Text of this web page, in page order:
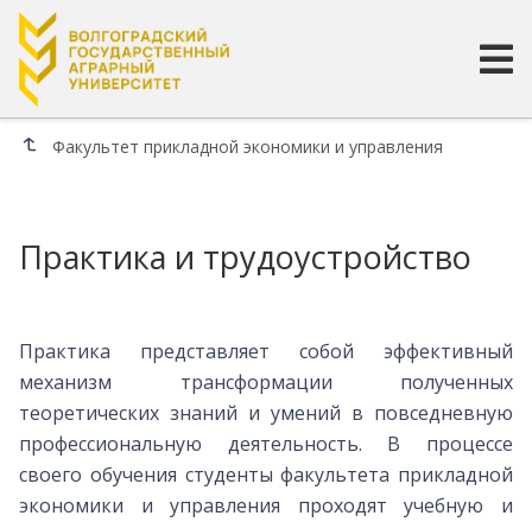
Факультет прикладной экономики и управления
Практика и трудоустройство
Практика представляет собой эффективный
механизм трансформации полученных
теоретических знаний и умений в повседневную
профессиональную деятельность. В процессе
своего обучения студенты факультета прикладной
экономики и управления проходят учебную и